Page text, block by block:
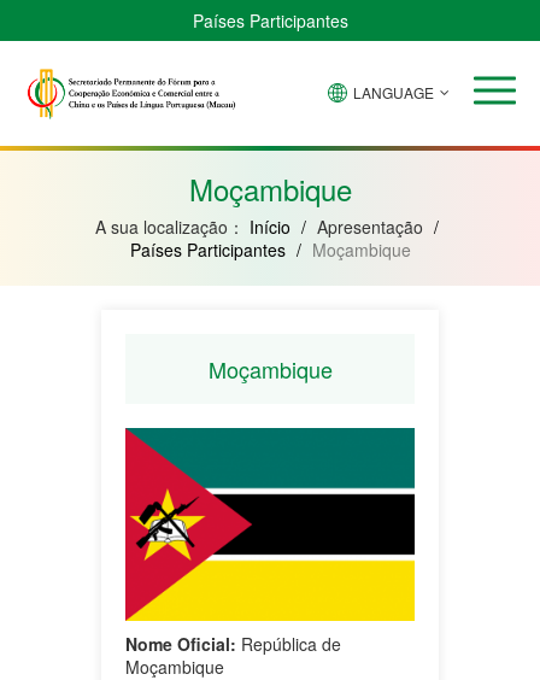
Países Participantes
Verde
Bissau
Guiné
Moçambique
LANGUAGE
Moçambique
A sua localização： Início / Apresentação /
Países Participantes / Moçambique
Moçambique
Nome Oficial: República de
Moçambique